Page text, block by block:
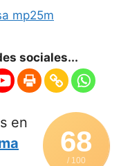
mp25m
sociales...
68
/ 100
en